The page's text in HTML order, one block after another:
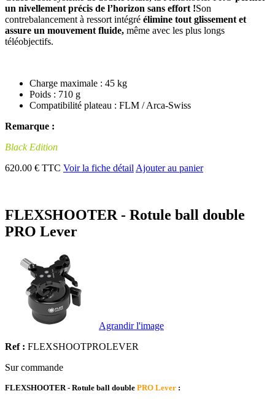
un nivellement précis de l’horizon sans effort !Son
contrebalancement à ressort intégré élimine tout glissement et
assure un mouvement fluide, même avec les plus longs
téléobjectifs.
Charge maximale : 45 kg
Poids : 710 g
Compatibilité plateau : FLM / Arca-Swiss
Remarque :
Black Edition
620.00 € TTC Voir la fiche détail Ajouter au panier
FLEXSHOOTER - Rotule ball double
PRO Lever
Agrandir l'image
Ref : FLEXSHOOTPROLEVER
Sur commande
FLEXSHOOTER - Rotule ball double PRO Lever :